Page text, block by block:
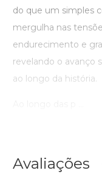
do que um simples
mergulha nas
endurecimento e
revelando o avanço
ao longo da história.
Avaliações